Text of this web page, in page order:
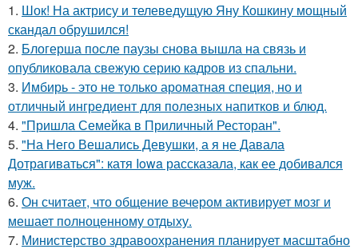
1. Шок! На актрису и телеведущую Яну Кошкину мощный
скандал обрушился!
2. Блогерша после паузы снова вышла на связь и
опубликовала свежую серию кадров из спальни.
3. Имбирь - это не только ароматная специя, но и
отличный ингредиент для полезных напитков и блюд.
4. "Пришла Семейка в Приличный Ресторан".
5. "На Него Вешались Девушки, а я не Давала
Дотрагиваться": катя Iowa рассказала, как ее добивался
муж.
6. Он считает, что общение вечером активирует мозг и
мешает полноценному отдыху.
7. Министерство здравоохранения планирует масштабно